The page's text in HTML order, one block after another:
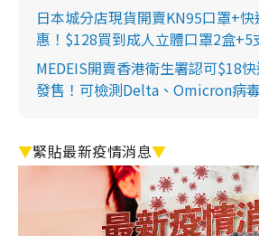
日本城分店現貨開賣KN95口罩+
惠！$128買到成人立體口罩2盒+5
MEDEIS開賣香港衛生署認可$18
發售！可檢測Delta、Omicron病毒
▼緊貼最新疫情消息▼